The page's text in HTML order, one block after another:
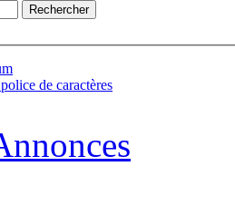
de caractères